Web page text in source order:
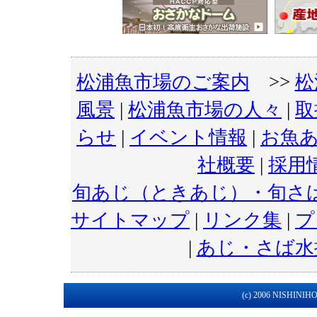
松浦魚市場のご案内 >>
風景 | 松浦魚市場の人々 |
らせ | イベント情報 | お魚
社概要 | 採用
旬あじ（ときあじ）・旬さ
サイトマップ | リンク集 |
| あじ・さば
(c) 2006